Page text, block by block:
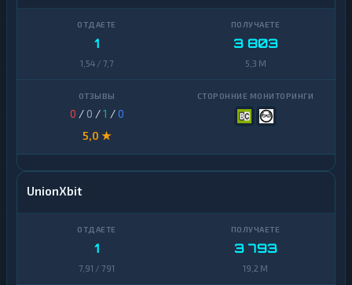
1
1,54 / 7,7
3 803
5,3 M
0 / 0 /1 /0
5,0 ★
UnionXbit
1
7,91 / 791
3 793
19,2 M